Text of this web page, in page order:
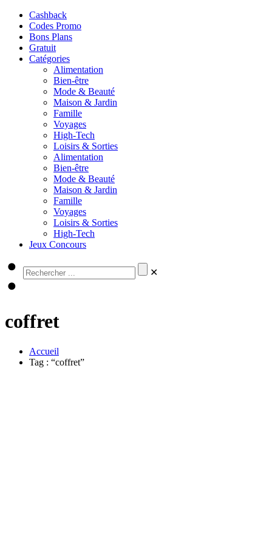
Cashback
Codes Promo
Bons Plans
Gratuit
Catégories
Alimentation
Bien-être
Mode & Beauté
Maison & Jardin
Famille
Voyages
High-Tech
Loisirs & Sorties
Alimentation
Bien-être
Mode & Beauté
Maison & Jardin
Famille
Voyages
Loisirs & Sorties
High-Tech
Jeux Concours
✕
coffret
Accueil
Tag : “coffret”